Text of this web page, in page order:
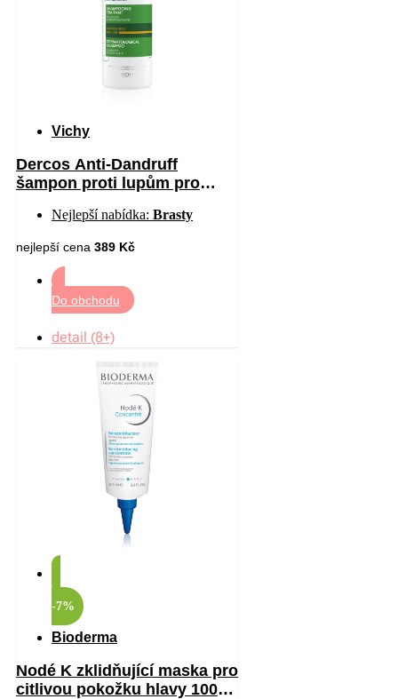
Vichy
Dercos Anti-Dandruff
šampon proti lupům pro
Nejlepší nabídka: Brasty
nejlepší cena 389 Kč
Do obchodu
detail (8+)
-7%
Bioderma
Nodé K zklidňující maska pro
citlivou pokožku hlavy 100